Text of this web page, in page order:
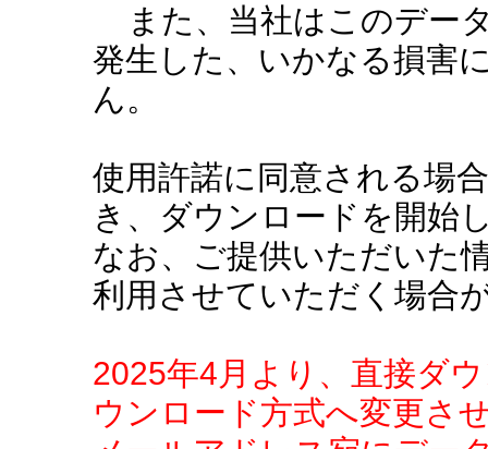
また、当社はこのデー
発生した、いかなる損害
ん。
使用許諾に同意される場
き、ダウンロードを開始
なお、ご提供いただいた
利用させていただく場合
2025年4月より、直接ダ
ウンロード方式へ変更さ